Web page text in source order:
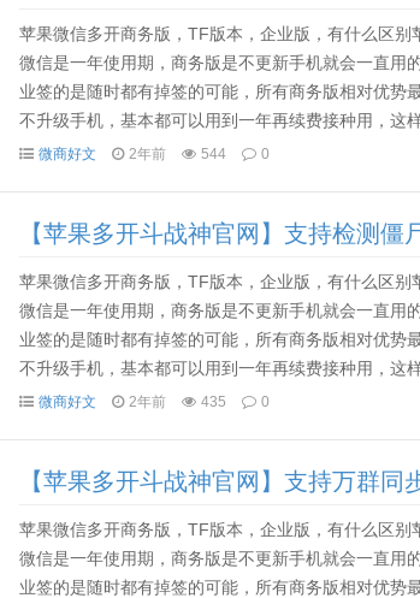
苹果微信多开商务版，TF版本，企业版，有什么区
微信是一年使用期，商务版是不更新手机就会一直用
业签的是随时都有掉签的可能，所有商务版相对优势
不升级手机，基本都可以用到一年再续费接种用，这
一般80多天后就要用电脑，或者其他手机设备备份资
微商好文 2年前 544 0
【苹果多开斗战神官网】支持检测僵
苹果微信多开商务版，TF版本，企业版，有什么区
微信是一年使用期，商务版是不更新手机就会一直用
业签的是随时都有掉签的可能，所有商务版相对优势
不升级手机，基本都可以用到一年再续费接种用，这
一般80多天后就要用电脑，或者其他手机设备备份资
微商好文 2年前 435 0
【苹果多开斗战神官网】支持万群同
苹果微信多开商务版，TF版本，企业版，有什么区
微信是一年使用期，商务版是不更新手机就会一直用
业签的是随时都有掉签的可能，所有商务版相对优势